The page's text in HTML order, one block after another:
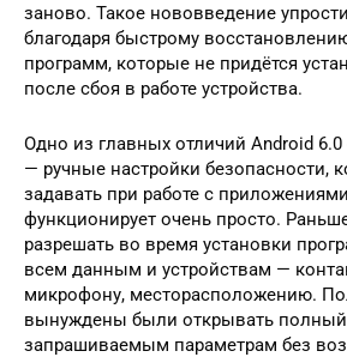
заново. Такое нововведение
благодаря быстрому
программ, которые не придётся
после сбоя в работе устройства.
Одно из главных отличий Android 6.0
— ручные настройки безопасности,
задавать при работе с
функционирует очень просто.
разрешать во время установки
всем данным и устройствам —
микрофону, месторасположению.
вынуждены были открывать полный
запрашиваемым параметрам без